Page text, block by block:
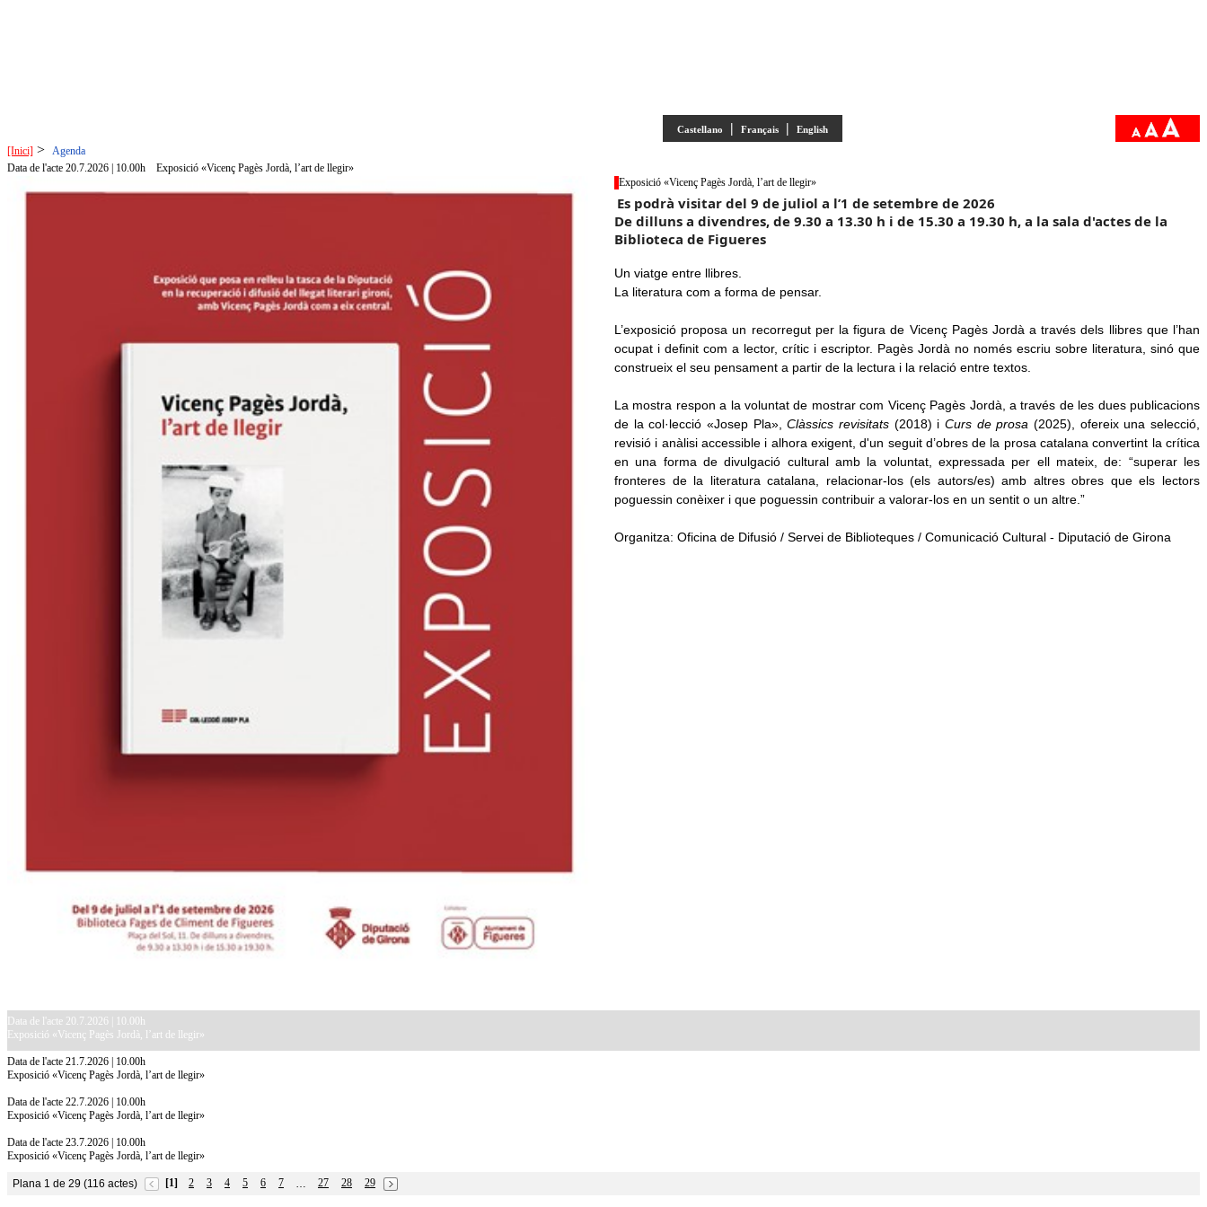
Castellano | Français | English
[Inici] > Agenda
Data de l'acte 20.7.2026 | 10.00h
Exposició «Vicenç Pagès Jordà, l’art de llegir»
Exposició «Vicenç Pagès Jordà, l’art de llegir»
Es podrà visitar del 9 de juliol a l’1 de setembre de 2026
De dilluns a divendres, de 9.30 a 13.30 h i de 15.30 a 19.30 h, a la sala d'actes de la
Biblioteca de Figueres
Un viatge entre llibres.
La literatura com a forma de pensar.
L’exposició proposa un recorregut per la figura de Vicenç Pagès Jordà a través dels llibres que l’han
ocupat i definit com a lector, crític i escriptor. Pagès Jordà no només escriu sobre literatura, sinó que
construeix el seu pensament a partir de la lectura i la relació entre textos.
La mostra respon a la voluntat de mostrar com Vicenç Pagès Jordà, a través de les dues publicacions
de la col·lecció «Josep Pla»,Clàssics revisitats (2018) iCurs de prosa (2025), ofereix una selecció,
revisió i anàlisi accessible i alhora exigent, d'un seguit d’obres de la prosa catalana convertint la crítica
en una forma de divulgació cultural amb la voluntat, expressada per ell mateix, de: “superar les
fronteres de la literatura catalana, relacionar-los (els autors/es) amb altres obres que els lectors
poguessin conèixer i que poguessin contribuir a valorar-los en un sentit o un altre.”
Organitza: Oficina de Difusió / Servei de Biblioteques / Comunicació Cultural - Diputació de Girona
Data de l'acte 20.7.2026 | 10.00h
Exposició «Vicenç Pagès Jordà, l’art de llegir»
Data de l'acte 21.7.2026 | 10.00h
Exposició «Vicenç Pagès Jordà, l’art de llegir»
Data de l'acte 22.7.2026 | 10.00h
Exposició «Vicenç Pagès Jordà, l’art de llegir»
Data de l'acte 23.7.2026 | 10.00h
Exposició «Vicenç Pagès Jordà, l’art de llegir»
Plana 1 de 29 (116 actes) [1] 2 3 4 5 6 7 … 27 28
29